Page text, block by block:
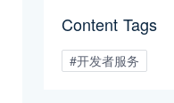
Content Tags
#开发者服务